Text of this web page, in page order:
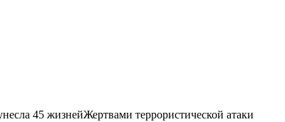
Жертвами террористической атаки